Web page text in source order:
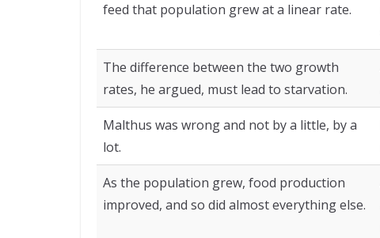
feed that population grew at a linear rate.
The difference between the two growth
rates, he argued, must lead to starvation.
Malthus was wrong and not by a little, by a
lot.
As the population grew, food production
improved, and so did almost everything else.